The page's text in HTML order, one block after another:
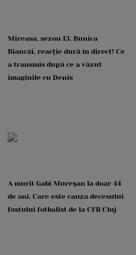
Mireasa, sezon 13. Bunica
Biancăi, reacție dură în direct! Ce
a transmis după ce a văzut
imaginile cu Denis
A murit Gabi Mureșan la doar 44
de ani. Care este cauza decesului
fostului fotbalist de la CFR Cluj